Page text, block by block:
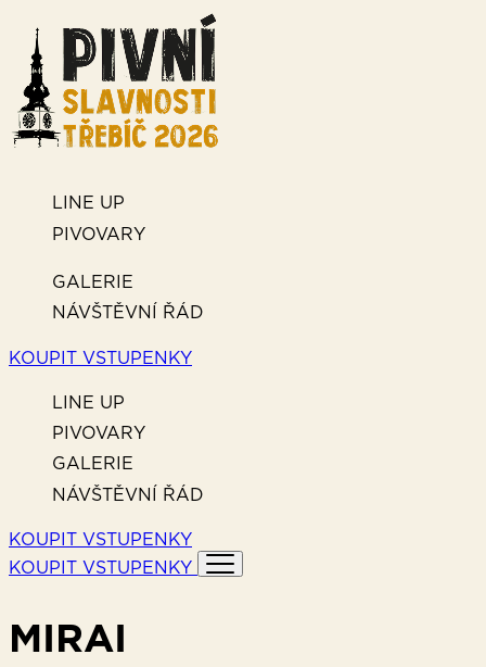
LINE UP
PIVOVARY
GALERIE
NÁVŠTĚVNÍ ŘÁD
KOUPIT VSTUPENKY
LINE UP
PIVOVARY
GALERIE
NÁVŠTĚVNÍ ŘÁD
KOUPIT VSTUPENKY
KOUPIT VSTUPENKY
MIRAI